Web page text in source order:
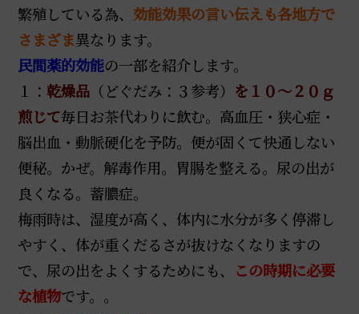
繁殖している為、 効能効果の言い伝えも各地方で
さまざま異なります。
民間薬的効能の一部を紹介します。
１： 乾燥品（どぐだみ：３参考） を１０～２０ｇ
煎じて毎日お茶代わりに飲む。高血圧・狭心症・
脳出血・動脈硬化を予防。便が固くて快通しない
便秘。かぜ。解毒作用。胃腸を整える。尿の出が
良くなる。蓄膿症。
梅雨時は、湿度が高く、体内に水分が多く停滞し
やすく、体が重くだるさが抜けなくなりますの
で、尿の出をよくするためにも、
この時期に必要
な植物です。。